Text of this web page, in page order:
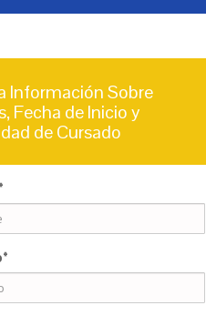
Información Sobre
Fecha de Inicio y
de Cursado